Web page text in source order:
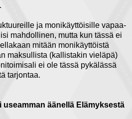
.
ja monikäyttöisille vapaa-
mahdollinen, mutta kun tässä ei
mitään monikäyttöistä
maksullista (kallistakin vieläpä)
ei ole tässä pykälässä
tarjontaa.
äänellä Elämyksestä